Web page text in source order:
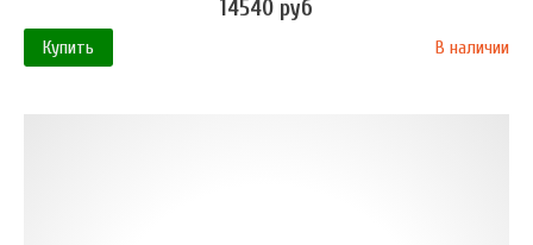
14540 руб
Купить В наличии